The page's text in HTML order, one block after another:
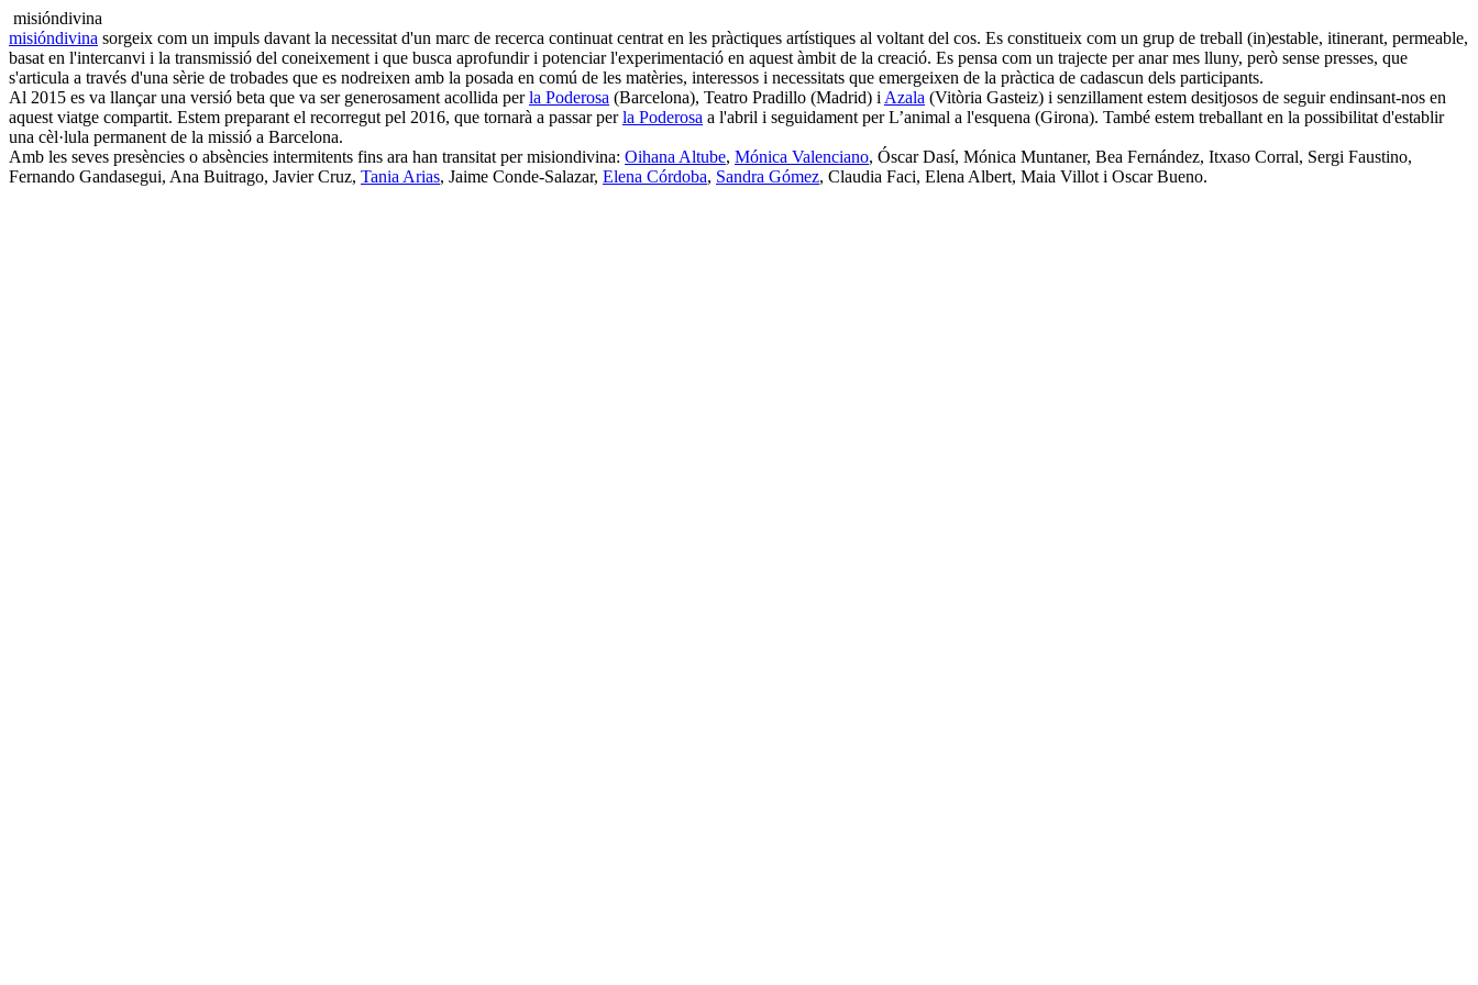
misióndivina
misióndivina sorgeix com un impuls davant la necessitat d'un marc de recerca continuat centrat en les pràctiques artístiques al voltant del cos. Es constitueix com un grup de treball (in)estable, itinerant, permeable,
basat en l'intercanvi i la transmissió del coneixement i que busca aprofundir i potenciar l'experimentació en aquest àmbit de la creació. Es pensa com un trajecte per anar mes lluny, però sense presses, que
s'articula a través d'una sèrie de trobades que es nodreixen amb la posada en comú de les matèries, interessos i necessitats que emergeixen de la pràctica de cadascun dels participants.
Al 2015 es va llançar una versió beta que va ser generosament acollida perla Poderosa (Barcelona), Teatro Pradillo (Madrid) i Azala (Vitòria Gasteiz) i senzillament estem desitjosos de seguir endinsant-nos en
aquest viatge compartit. Estem preparant el recorregut pel 2016, que tornarà a passar perla Poderosa a l'abril i seguidament per L’animal a l'esquena (Girona). També estem treballant en la possibilitat d'establir
una cèl·lula permanent de la missió a Barcelona.
Amb les seves presències o absències intermitents fins ara han transitat per misiondivina: Oihana Altube, Mónica Valenciano, Óscar Dasí, Mónica Muntaner, Bea Fernández, Itxaso Corral, Sergi Faustino,
Fernando Gandasegui, Ana Buitrago, Javier Cruz, Tania Arias, Jaime Conde-Salazar, Elena Córdoba, Sandra Gómez, Claudia Faci, Elena Albert, Maia Villot i Oscar Bueno.